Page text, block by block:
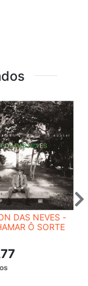
DAS NEVES -
Ô SORTE